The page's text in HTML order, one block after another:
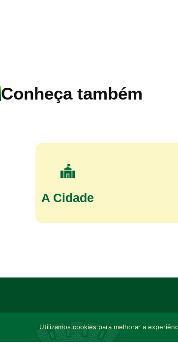
Conheça também
A Cidade
Utilizamos cookies para melhorar a